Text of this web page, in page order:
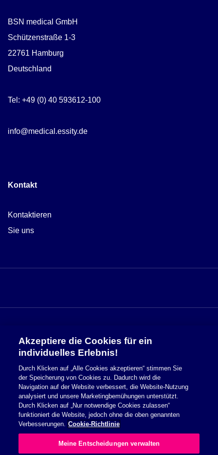
BSN medical GmbH
Schützenstraße 1-3
22761 Hamburg
Deutschland
Tel: +49 (0) 40 593612-100
info@medical.essity.de
Kontakt
Kontaktieren
Sie uns
Sicherheitsinformationen
Nutzungsbedingungen
Cookie Richtlinie
Datenschutzerklärung
Impressum
Akzeptiere die Cookies für ein
individuelles Erlebnis!
Durch Klicken auf „Alle Cookies akzeptieren“ stimmen Sie
der Speicherung von Cookies zu. Dadurch wird die
Navigation auf der Website verbessert, die Website-Nutzung
analysiert und unsere Marketingbemühungen unterstützt.
Durch Klicken auf „Nur notwendige Cookies zulassen“
funktioniert die Website, jedoch ohne die oben genannten
Verbesserungen. Cookie-Richtlinie
Meine Entscheidungen verwalten